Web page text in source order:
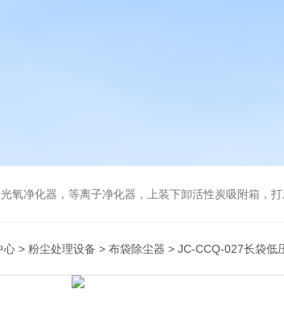
化器，等离子净化器，上装下卸活性炭吸附箱，打磨除尘工作台，焊烟净化
心 > 粉尘处理设备 > 布袋除尘器 > JC-CCQ-027长袋低